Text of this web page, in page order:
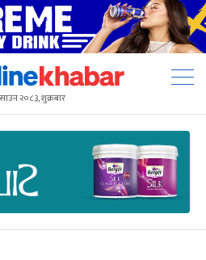
२०८३, शुक्रबार